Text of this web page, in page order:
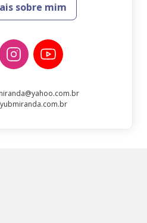
sobre mim